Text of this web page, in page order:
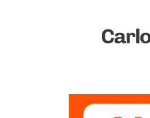
Vivo